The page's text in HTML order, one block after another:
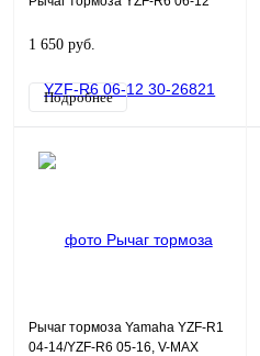
1 650 руб.
Подробнее
Рычаг тормоза Yamaha YZF-R1
04-14/YZF-R6 05-16, V-MAX